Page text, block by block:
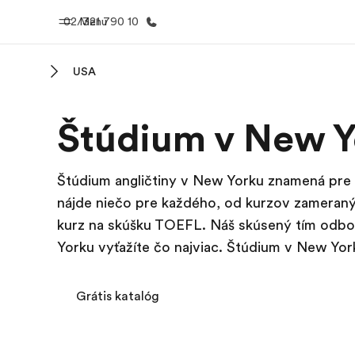
Menu
02/321 790 10
Vitajte v EF
Pozrite si
USA
Štúdium v New
Štúdium angličtiny v New Yorku znamená
nájde niečo pre každého, od kurzov
kurz na skúšku TOEFL. Náš skúsený tím
Yorku vyťažíte čo najviac. Štúdium v New
Grátis katalóg